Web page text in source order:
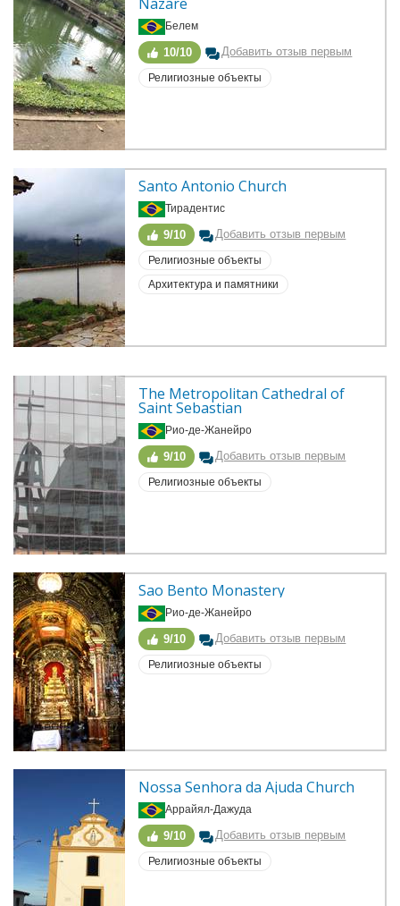
Белем
10/10 Добавить отзыв первым
Религиозные объекты
Santo Antonio Church
Тирадентис
9/10 Добавить отзыв первым
Религиозные объекты
Архитектура и памятники
The Metropolitan Cathedral of
Saint Sebastian
Рио-де-Жанейро
9/10 Добавить отзыв первым
Религиозные объекты
Sao Bento Monastery
Рио-де-Жанейро
9/10 Добавить отзыв первым
Религиозные объекты
Nossa Senhora da Ajuda Church
Аррайял-Дажуда
9/10 Добавить отзыв первым
Религиозные объекты